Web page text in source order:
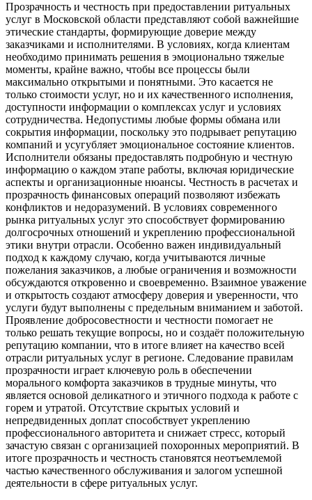
Прозрачность и честность при предоставлении ритуальных
услуг в Московской области представляют собой важнейшие
этические стандарты, формирующие доверие между
заказчиками и исполнителями. В условиях, когда клиентам
необходимо принимать решения в эмоционально тяжелые
моменты, крайне важно, чтобы все процессы были
максимально открытыми и понятными. Это касается не
только стоимости услуг, но и их качественного исполнения,
доступности информации о комплексах услуг и условиях
сотрудничества. Недопустимы любые формы обмана или
сокрытия информации, поскольку это подрывает репутацию
компаний и усугубляет эмоциональное состояние клиентов.
Исполнители обязаны предоставлять подробную и честную
информацию о каждом этапе работы, включая юридические
аспекты и организационные нюансы. Честность в расчетах и
прозрачность финансовых операций позволяют избежать
конфликтов и недоразумений. В условиях современного
рынка ритуальных услуг это способствует формированию
долгосрочных отношений и укреплению профессиональной
этики внутри отрасли. Особенно важен индивидуальный
подход к каждому случаю, когда учитываются личные
пожелания заказчиков, а любые ограничения и возможности
обсуждаются откровенно и своевременно. Взаимное уважение
и открытость создают атмосферу доверия и уверенности, что
услуги будут выполнены с предельным вниманием и заботой.
Проявление добросовестности и честности помогает не
только решать текущие вопросы, но и создаёт положительную
репутацию компании, что в итоге влияет на качество всей
отрасли ритуальных услуг в регионе. Следование правилам
прозрачности играет ключевую роль в обеспечении
морального комфорта заказчиков в трудные минуты, что
является основой деликатного и этичного подхода к работе с
горем и утратой. Отсутствие скрытых условий и
непредвиденных доплат способствует укреплению
профессионального авторитета и снижает стресс, который
зачастую связан с организацией похоронных мероприятий. В
итоге прозрачность и честность становятся неотъемлемой
частью качественного обслуживания и залогом успешной
деятельности в сфере ритуальных услуг.